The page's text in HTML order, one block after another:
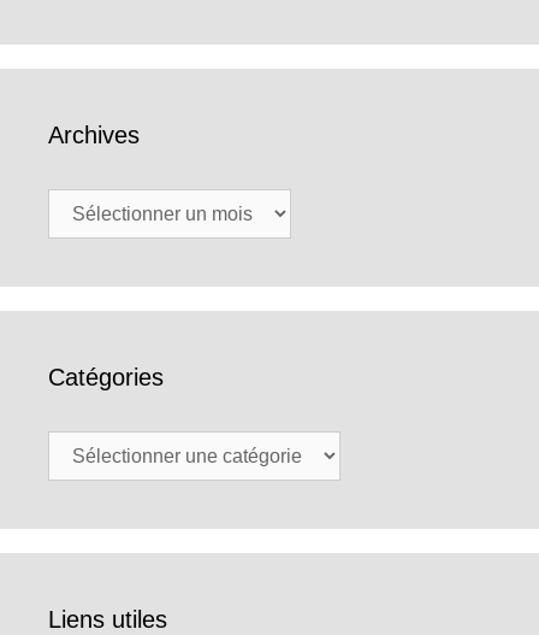
Archives
Archives
Catégories
Catégories
Liens utiles